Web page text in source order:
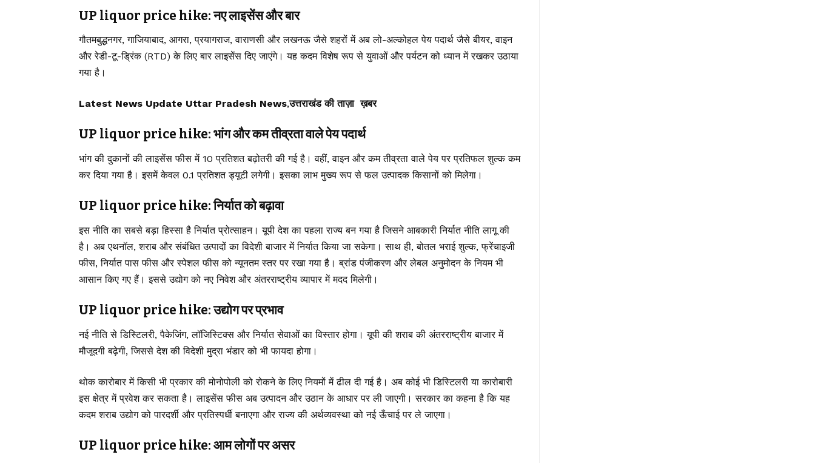
UP liquor price hike: नए लाइसेंस और बार
गौतमबुद्धनगर, गाजियाबाद, आगरा, प्रयागराज, वाराणसी और लखनऊ जैसे शहरों में अब लो-अल्कोहल पेय पदार्थ जैसे बीयर, वाइन
और रेडी-टू-ड्रिंक (RTD) के लिए बार लाइसेंस दिए जाएंगे। यह कदम विशेष रूप से युवाओं और पर्यटन को ध्यान में रखकर उठाया
गया है।
Latest News Update Uttar Pradesh News,उत्तराखंड की ताज़ा ख़बर
UP liquor price hike: भांग और कम तीव्रता वाले पेय पदार्थ
भांग की दुकानों की लाइसेंस फीस में 10 प्रतिशत बढ़ोतरी की गई है। वहीं, वाइन और कम तीव्रता वाले पेय पर प्रतिफल शुल्क कम
कर दिया गया है। इसमें केवल 0.1 प्रतिशत ड्यूटी लगेगी। इसका लाभ मुख्य रूप से फल उत्पादक किसानों को मिलेगा।
UP liquor price hike: निर्यात को बढ़ावा
इस नीति का सबसे बड़ा हिस्सा है निर्यात प्रोत्साहन। यूपी देश का पहला राज्य बन गया है जिसने आबकारी निर्यात नीति लागू की
है। अब एथनॉल, शराब और संबंधित उत्पादों का विदेशी बाजार में निर्यात किया जा सकेगा। साथ ही, बोतल भराई शुल्क, फ्रेंचाइजी
फीस, निर्यात पास फीस और स्पेशल फीस को न्यूनतम स्तर पर रखा गया है। ब्रांड पंजीकरण और लेबल अनुमोदन के नियम भी
आसान किए गए हैं। इससे उद्योग को नए निवेश और अंतरराष्ट्रीय व्यापार में मदद मिलेगी।
UP liquor price hike: उद्योग पर प्रभाव
नई नीति से डिस्टिलरी, पैकेजिंग, लॉजिस्टिक्स और निर्यात सेवाओं का विस्तार होगा। यूपी की शराब की अंतरराष्ट्रीय बाजार में
मौजूदगी बढ़ेगी, जिससे देश की विदेशी मुद्रा भंडार को भी फायदा होगा।
थोक कारोबार में किसी भी प्रकार की मोनोपोली को रोकने के लिए नियमों में ढील दी गई है। अब कोई भी डिस्टिलरी या कारोबारी
इस क्षेत्र में प्रवेश कर सकता है। लाइसेंस फीस अब उत्पादन और उठान के आधार पर ली जाएगी। सरकार का कहना है कि यह
कदम शराब उद्योग को पारदर्शी और प्रतिस्पर्धी बनाएगा और राज्य की अर्थव्यवस्था को नई ऊँचाई पर ले जाएगा।
UP liquor price hike: आम लोगों पर असर